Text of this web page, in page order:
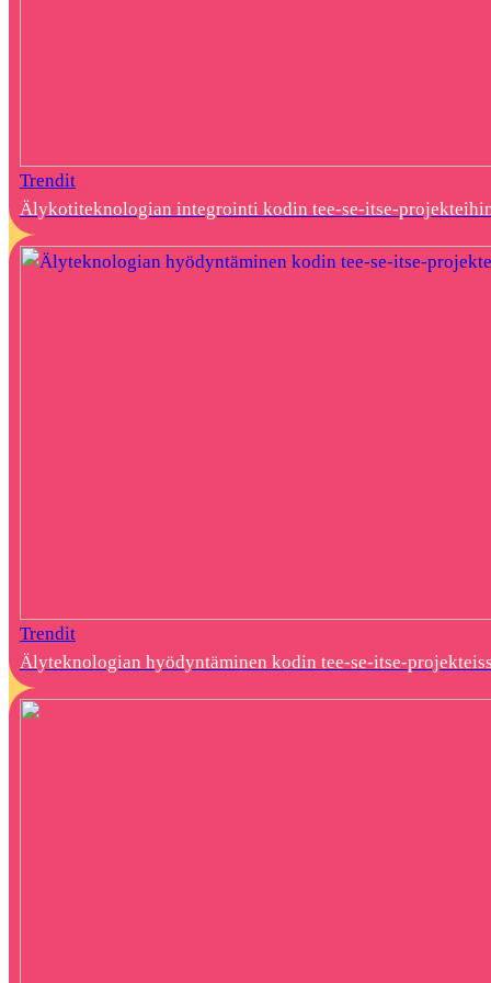
Trendit
Älykotiteknologian integrointi kodin tee-se-itse-
Trendit
Älyteknologian hyödyntäminen kodin tee-se-itse-